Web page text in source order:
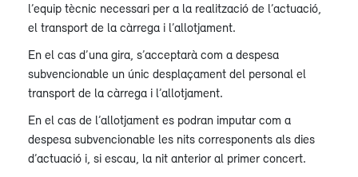
l’equip tècnic necessari per a la realització de l’actuació,
el transport de la càrrega i l’allotjament.
En el cas d’una gira, s’acceptarà com a despesa
subvencionable un únic desplaçament del personal el
transport de la càrrega i l’allotjament.
En el cas de l’allotjament es podran imputar com a
despesa subvencionable les nits corresponents als dies
d’actuació i, si escau, la nit anterior al primer concert.